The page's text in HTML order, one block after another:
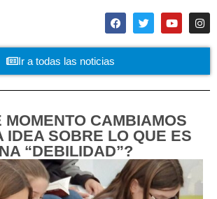
Ir a todas las noticias
MOMENTO CAMBIAMOS
IDEA SOBRE LO QUE ES
“DEBILIDAD”?